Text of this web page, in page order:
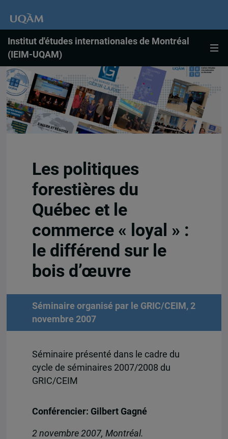
Institut d'études internationales de Montréal
(IEIM-UQAM)
Les politiques
forestières du
Québec et le
commerce « loyal » :
le différend sur le
bois d’œuvre
Séminaire organisé par le GRIC/CEIM, 2
novembre 2007
Séminaire présenté dans le cadre du
cycle de séminaires 2007/2008 du
GRIC/CEIM
Conférencier: Gilbert Gagné
2 novembre 2007, Montréal.